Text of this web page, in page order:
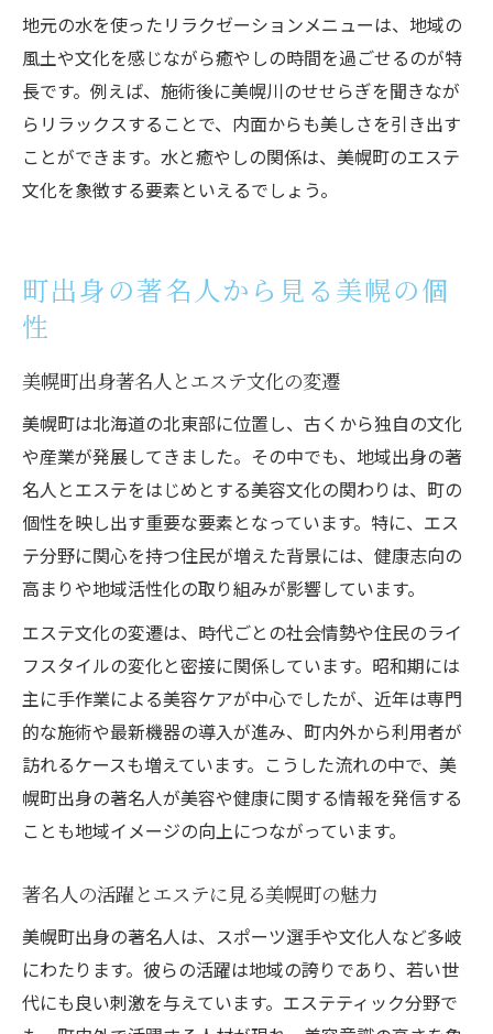
地元の水を使ったリラクゼーションメニューは、地域の
風土や文化を感じながら癒やしの時間を過ごせるのが特
長です。例えば、施術後に美幌川のせせらぎを聞きなが
らリラックスすることで、内面からも美しさを引き出す
ことができます。水と癒やしの関係は、美幌町のエステ
文化を象徴する要素といえるでしょう。
町出身の著名人から見る美幌の個
性
美幌町出身著名人とエステ文化の変遷
美幌町は北海道の北東部に位置し、古くから独自の文化
や産業が発展してきました。その中でも、地域出身の著
名人とエステをはじめとする美容文化の関わりは、町の
個性を映し出す重要な要素となっています。特に、エス
テ分野に関心を持つ住民が増えた背景には、健康志向の
高まりや地域活性化の取り組みが影響しています。
エステ文化の変遷は、時代ごとの社会情勢や住民のライ
フスタイルの変化と密接に関係しています。昭和期には
主に手作業による美容ケアが中心でしたが、近年は専門
的な施術や最新機器の導入が進み、町内外から利用者が
訪れるケースも増えています。こうした流れの中で、美
幌町出身の著名人が美容や健康に関する情報を発信する
ことも地域イメージの向上につながっています。
著名人の活躍とエステに見る美幌町の魅力
美幌町出身の著名人は、スポーツ選手や文化人など多岐
にわたります。彼らの活躍は地域の誇りであり、若い世
代にも良い刺激を与えています。エステティック分野で